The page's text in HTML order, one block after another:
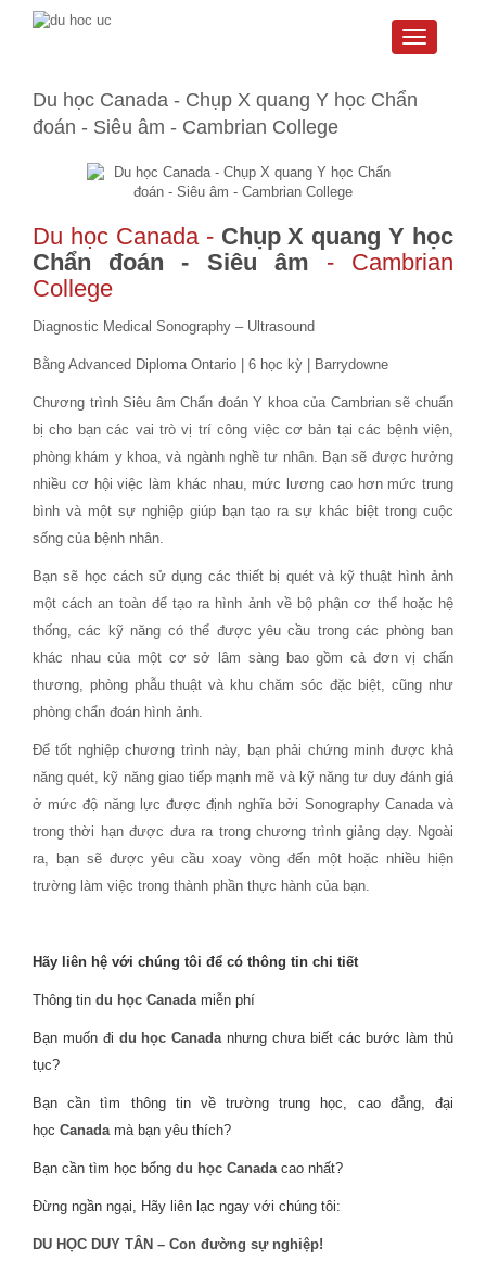
Toggle
Du học Canada - Chụp X quang Y học Chẩn
đoán - Siêu âm - Cambrian College
Du học Canada- Chụp X quang Y học
Chẩn đoán - Siêu âm - Cambrian
College
Diagnostic Medical Sonography – Ultrasound
Bằng Advanced Diploma Ontario | 6 học kỳ | Barrydowne
Chương trình Siêu âm Chẩn đoán Y khoa của Cambrian sẽ chuẩn
bị cho bạn các vai trò vị trí công việc cơ bản tại các bệnh viện,
phòng khám y khoa, và ngành nghề tư nhân. Bạn sẽ được hưởng
nhiều cơ hội việc làm khác nhau, mức lương cao hơn mức trung
bình và một sự nghiệp giúp bạn tạo ra sự khác biệt trong cuộc
sống của bệnh nhân.
Bạn sẽ học cách sử dụng các thiết bị quét và kỹ thuật hình ảnh
một cách an toàn để tạo ra hình ảnh về bộ phận cơ thể hoặc hệ
thống, các kỹ năng có thể được yêu cầu trong các phòng ban
khác nhau của một cơ sở lâm sàng bao gồm cả đơn vị chấn
thương, phòng phẫu thuật và khu chăm sóc đặc biệt, cũng như
phòng chẩn đoán hình ảnh.
Để tốt nghiệp chương trình này, bạn phải chứng minh được khả
năng quét, kỹ năng giao tiếp mạnh mẽ và kỹ năng tư duy đánh giá
ở mức độ năng lực được định nghĩa bởi Sonography Canada và
trong thời hạn được đưa ra trong chương trình giảng dạy. Ngoài
ra, bạn sẽ được yêu cầu xoay vòng đến một hoặc nhiều hiện
trường làm việc trong thành phần thực hành của bạn.
Hãy liên hệ với chúng tôi để có thông tin chi tiết
Thông tin du học Canadamiễn phí
Bạn muốn đi du học Canadanhưng chưa biết các bước làm thủ
tục?
Bạn cần tìm thông tin về trường trung học, cao đẳng, đại
học Canadamà bạn yêu thích?
Bạn cần tìm học bổng du học Canadacao nhất?
Đừng ngần ngại, Hãy liên lạc ngay với chúng tôi:
DU HỌC DUY TÂN – Con đường sự nghiệp!